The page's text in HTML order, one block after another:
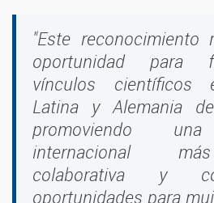
"Este reconocimiento
oportunidad para
vínculos científicos
Latina y Alemania
promoviendo
internacional
colaborativa y
oportunidades para